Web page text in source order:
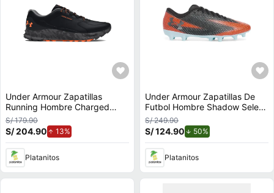
Under Armour Zapatillas
Running Hombre Charged
Bandit Trail 3
S/ 179.90
S/ 204.90 13%
Platanitos
Under Armour Zapatillas De
Futbol Hombre Shadow Select
3 Fg
S/ 249.90
S/ 124.90 50%
Platanitos